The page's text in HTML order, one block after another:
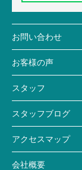
お問い合わせ
お客様の声
スタッフ
スタッフブログ
アクセスマップ
会社概要